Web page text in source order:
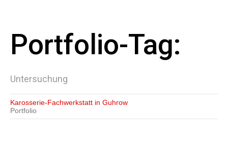
Portfolio-Tag:
Untersuchung
Karosserie-Fachwerkstatt in Guhrow
Portfolio